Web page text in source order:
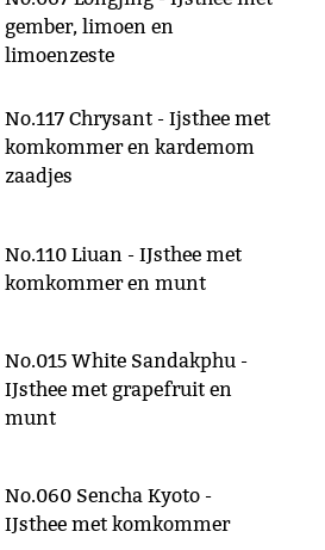
gember, limoen en
limoenzeste
No.117 Chrysant - Ijsthee met
komkommer en kardemom
zaadjes
No.110 Liuan - IJsthee met
komkommer en munt
No.015 White Sandakphu -
IJsthee met grapefruit en
munt
No.060 Sencha Kyoto -
IJsthee met komkommer